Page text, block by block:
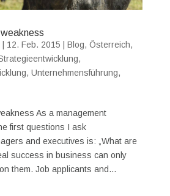
| 12. Feb. 2015 Blog, Österreich,
,
, Unternehmensführung,
As a management
first questions I ask
and executives is: „What are
success in business can only
them. Job applicants and...